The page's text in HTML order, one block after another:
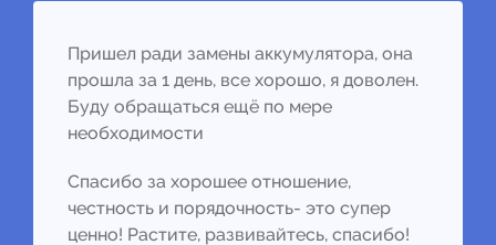
Пришел ради замены аккумулятора, она
прошла за 1 день, все хорошо, я доволен.
Буду обращаться ещё по мере
необходимости
Спасибо за хорошее отношение,
честность и порядочность- это супер
ценно! Растите, развивайтесь, спасибо!